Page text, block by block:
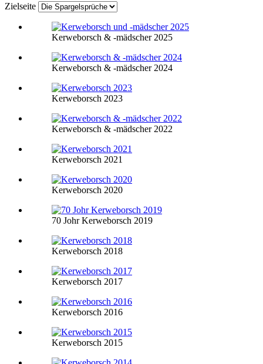
Zielseite
Kerweborsch & -mädscher 2025
Kerweborsch & -mädscher 2024
Kerweborsch 2023
Kerweborsch & -mädscher 2022
Kerweborsch 2021
Kerweborsch 2020
70 Johr Kerweborsch 2019
Kerweborsch 2018
Kerweborsch 2017
Kerweborsch 2016
Kerweborsch 2015